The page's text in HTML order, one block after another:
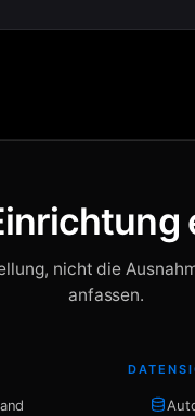
nicht die
anfassen.